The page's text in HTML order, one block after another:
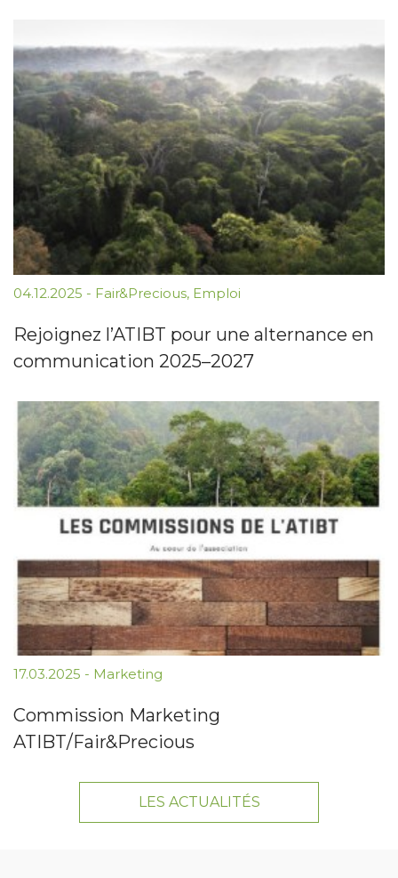
04.12.2025 - Fair&Precious, Emploi
Rejoignez l’ATIBT pour une alternance en
communication 2025–2027
17.03.2025 - Marketing
Commission Marketing
ATIBT/Fair&Precious
LES ACTUALITÉS